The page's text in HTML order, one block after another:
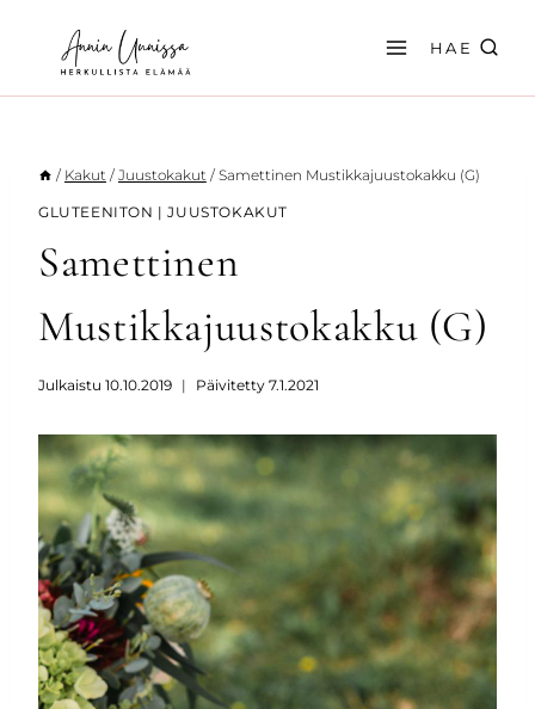
sisältöön
HAE
/ Kakut / Juustokakut / Samettinen Mustikkajuustokakku (G)
GLUTEENITON |JUUSTOKAKUT
Samettinen
Mustikkajuustokakku (G)
Julkaistu 10.10.2019 Päivitetty 7.1.2021